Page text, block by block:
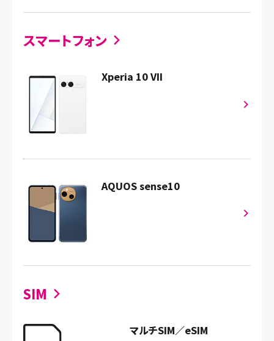
スマートフォン
Xperia 10 VII
AQUOS sense10
SIM
マルチSIM／eSIM